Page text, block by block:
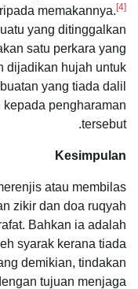
memakannya.[4]
yang ditinggalkan
satu perkara yang
dijadikan hujah untuk
yang tiada dalil
pengharaman
tersebut.
Kesimpulan
atau membilas
zikir dan doa ruqyah
Bahkan ia adalah
syarak kerana tiada
demikian, tindakan
tujuan menjaga